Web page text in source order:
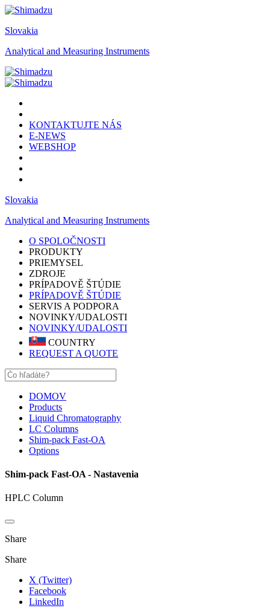
Slovakia
Analytical and Measuring Instruments
KONTAKTUJTE NÁS
E-NEWS
WEBSHOP
Slovakia
Analytical and Measuring Instruments
O SPOLOČNOSTI
PRODUKTY
PRIEMYSEL
ZDROJE
PRÍPADOVĚ ŠTÚDIE
PRÍPADOVĚ ŠTÚDIE
SERVIS A PODPORA
NOVINKY/UDALOSTI
NOVINKY/UDALOSTI
COUNTRY
REQUEST A QUOTE
DOMOV
Products
Liquid Chromatography
LC Columns
Shim-pack Fast-OA
Options
Shim-pack Fast-OA - Nastavenia
HPLC Column
Share
Share
X (Twitter)
Facebook
LinkedIn